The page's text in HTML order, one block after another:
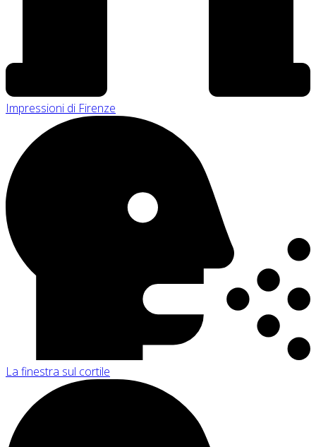
Impressioni di Firenze
La finestra sul cortile